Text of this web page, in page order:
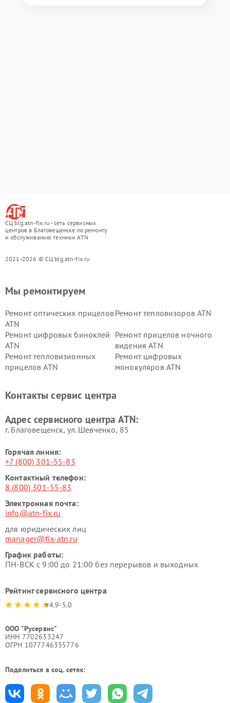
СЦ blg.atn-fix.ru - сеть сервисных
центров в Благовещенске по ремонту
и обслуживанию техники ATN
2021-2026 © СЦ blg.atn-fix.ru
Мы ремонтируем
Ремонт оптических прицелов
ATN
Ремонт тепловизоров ATN
Ремонт цифровых биноклей
ATN
Ремонт прицелов ночного
видения ATN
Ремонт тепловизионных
прицелов ATN
Ремонт цифровых
монокуляров ATN
Контакты сервис центра
Адрес сервисного центра ATN:
г. Благовещенск, ул. Шевченко, 85
Горячая линия:
+7 (800) 301-55-83
Контактный телефон:
8 (800) 301-55-83
Электронная почта:
info@atn-fix.ru
для юридических лиц
manager@fix-atn.ru
График работы:
ПН-ВСК с 9:00 до 21:00 без перерывов и выходных
Рейтинг сервисного центра
4.9-5.0
ООО "Русервис"
ИНН 7702633247
ОГРН 1077746335776
Поделиться в соц. сетях: